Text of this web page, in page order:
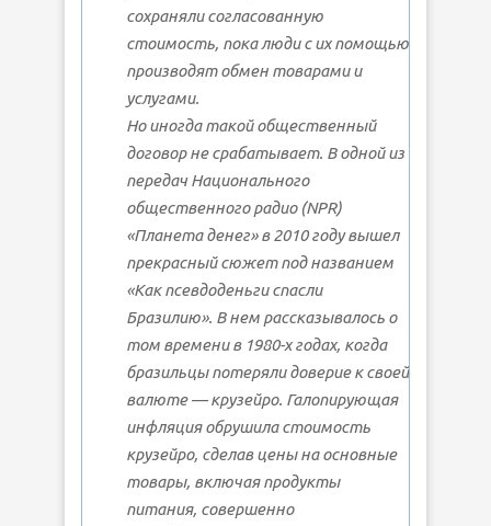
сохраняли согласованную
стоимость, пока люди с их помощью
производят обмен товарами и
услугами.
Но иногда такой общественный
договор не срабатывает. В одной из
передач Национального
общественного радио (NPR)
«Планета денег» в 2010 году вышел
прекрасный сюжет под названием
«Как псевдоденьги спасли
Бразилию». В нем рассказывалось о
том времени в 1980-х годах, когда
бразильцы потеряли доверие к своей
валюте — крузейро. Галопирующая
инфляция обрушила стоимость
крузейро, сделав цены на основные
товары, включая продукты
питания, совершенно